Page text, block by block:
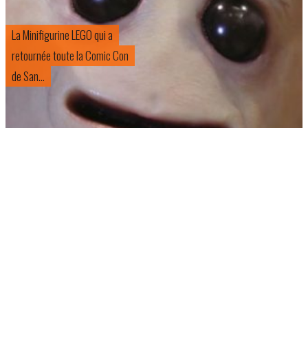
La Minifigurine LEGO qui a
retournée toute la Comic Con
de San...